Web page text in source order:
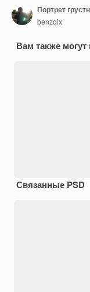
benzoix
Вам также
Связанные PSD